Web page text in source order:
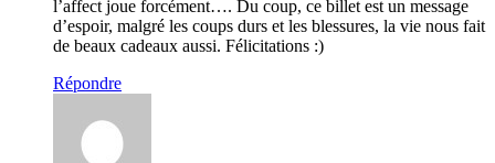
l’affect joue forcément…. Du coup, ce billet est un message
d’espoir, malgré les coups durs et les blessures, la vie nous fait
de beaux cadeaux aussi. Félicitations :)
Répondre